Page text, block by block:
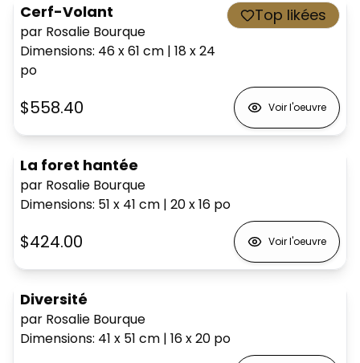
Cerf-Volant
par Rosalie Bourque
Dimensions: 46 x 61 cm | 18 x 24
po
Top likées
$558.40 Voir l'oeuvre
La foret hantée
par Rosalie Bourque
Dimensions: 51 x 41 cm | 20 x 16 po
$424.00 Voir l'oeuvre
Diversité
par Rosalie Bourque
Dimensions: 41 x 51 cm | 16 x 20 po